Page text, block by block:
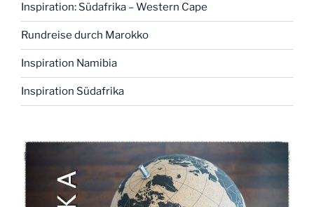
Inspiration: Südafrika – Western Cape
Rundreise durch Marokko
Inspiration Namibia
Inspiration Südafrika